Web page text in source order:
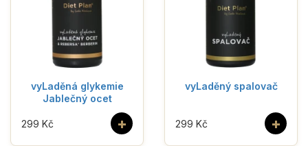
vyLaděná glykemie
Jablečný ocet
+
299 Kč
vyLaděný spalovač
+
299 Kč